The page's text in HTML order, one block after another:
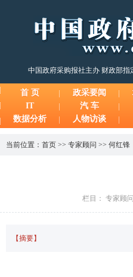
中国政府采购报社主办 财政部
首 页 政采要闻
IT
汽 车
数据分析
人物访谈
当前位置： 首页 >> 专家顾问 >> 何红锋
栏目： 专家顾
【摘要】